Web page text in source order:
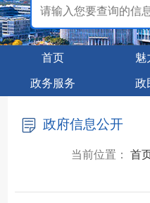
首页 魅
政务服务 政
政府信息公开
当前位置： 首